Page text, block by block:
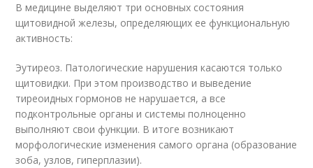
В медицине выделяют три основных состояния
щитовидной железы, определяющих ее функциональную
активность:
Эутиреоз. Патологические нарушения касаются только
щитовидки. При этом производство и выведение
тиреоидных гормонов не нарушается, а все
подконтрольные органы и системы полноценно
выполняют свои функции. В итоге возникают
морфологические изменения самого органа (образование
зоба, узлов, гиперплазии).